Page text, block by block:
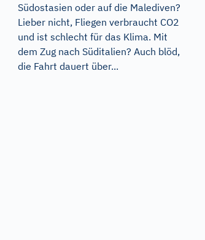
Südostasien oder auf die Malediven?
Lieber nicht, Fliegen verbraucht CO2
und ist schlecht für das Klima. Mit
dem Zug nach Süditalien? Auch blöd,
die Fahrt dauert über...